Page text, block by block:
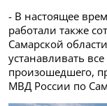
- В настоящее
работали также
Самарской
устанавливать
произошедшего,
МВД России по